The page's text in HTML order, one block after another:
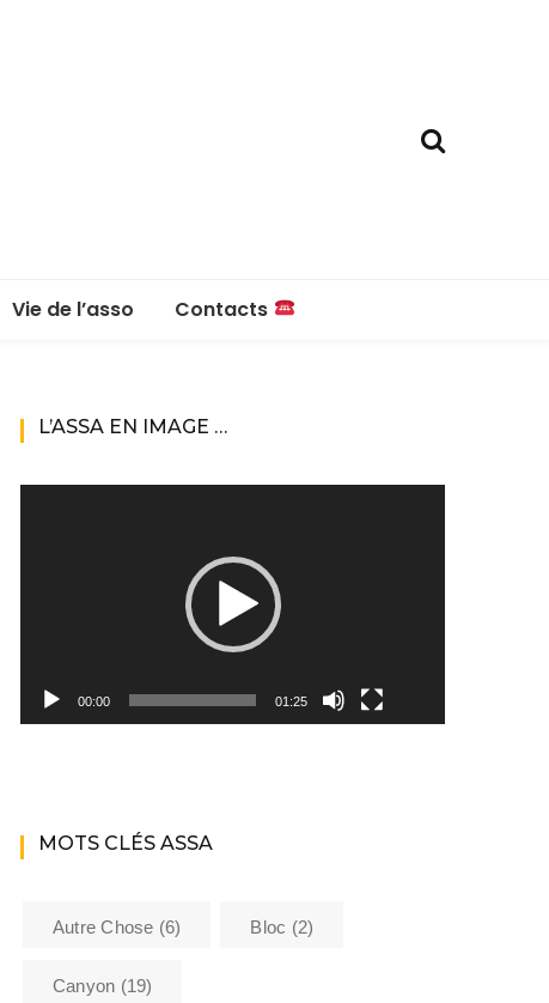
Vie de l’asso
Contacts
Les encadrants du club
Sécurité
Contacts
L’ASSA EN IMAGE …
00:00 01:25
MOTS CLÉS ASSA
Autre Chose (6) Bloc (2)
Canyon (19)